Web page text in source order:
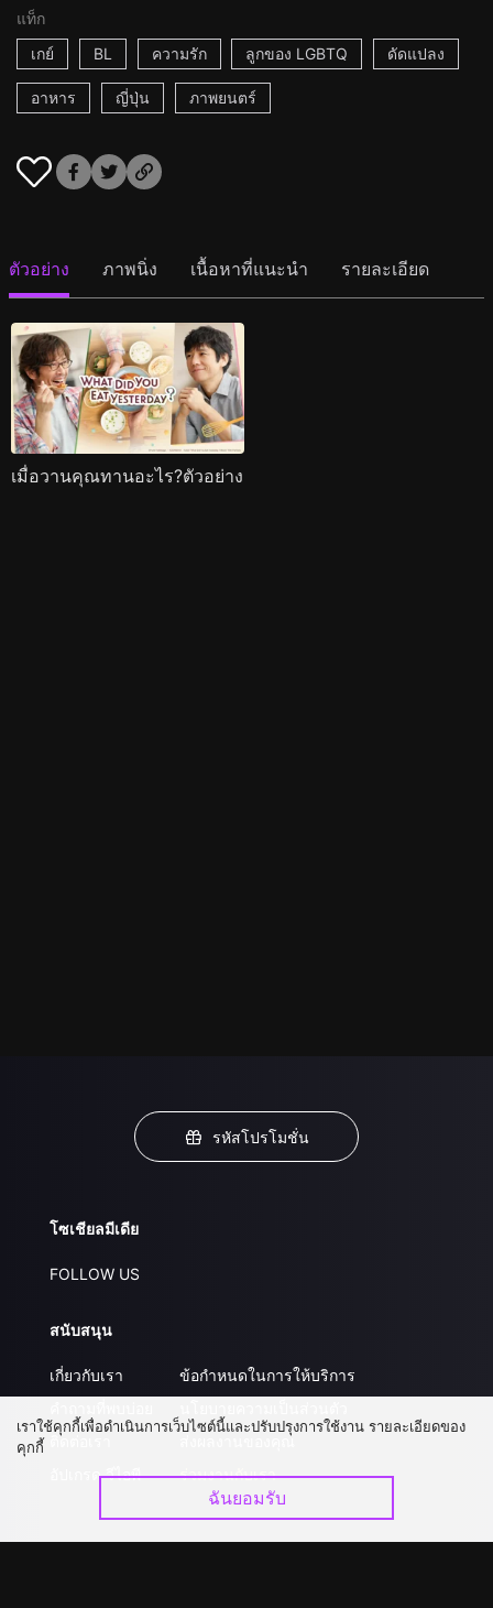
แท็ก
เกย์
BL ความรัก ลูกของ LGBTQ ดัดแปลง
อาหาร ญี่ปุ่น ภาพยนตร์
ตัวอย่าง ภาพนิ่ง เนื้อหาที่แนะนำ รายละเอียด
เมื่อวานคุณทานอะไร?ตัวอย่าง
รหัสโปรโมชั่น
โซเชียลมีเดีย
FOLLOW US
สนับสนุน
เกี่ยวกับเรา
ติดต่อเรา
อัปเกรด วีไอพี
ข้อกำหนดในการให้บริการ
ส่งผลงานของคุณ
ร่วมงานกับเรา
เราใช้คุกกี้เพื่อดำเนินการเว็บไซต์นี้และปรับปรุงการใช้งาน รายละเอียดของ
คุกกี้
ฉันยอมรับ